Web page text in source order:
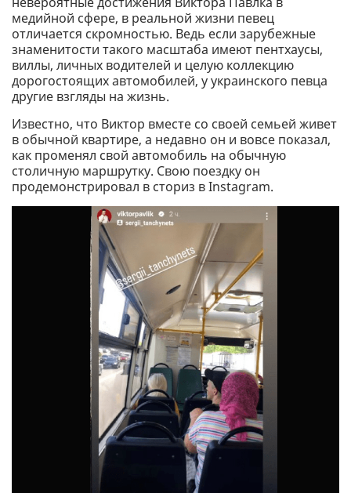
медийной сфере, в реальной жизни певец
отличается скромностью. Ведь если зарубежные
знаменитости такого масштаба имеют пентхаусы,
виллы, личных водителей и целую коллекцию
дорогостоящих автомобилей, у украинского певца
другие взгляды на жизнь.
Известно, что Виктор вместе со своей семьей живет
в обычной квартире, а недавно он и вовсе показал,
как променял свой автомобиль на обычную
столичную маршрутку. Свою поездку он
продемонстрировал в сториз в Instagram.